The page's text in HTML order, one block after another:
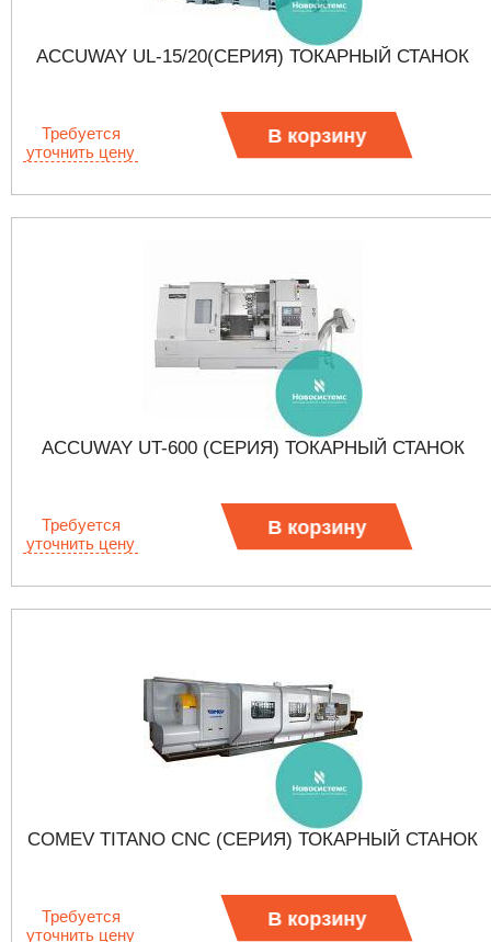
ACCUWAY UL-15/20(СЕРИЯ) ТОКАРНЫЙ СТАНОК
Требуется
уточнить цену
В корзину
ACCUWAY UT-600 (СЕРИЯ) ТОКАРНЫЙ СТАНОК
Требуется
уточнить цену
В корзину
COMEV TITANO CNC (СЕРИЯ) ТОКАРНЫЙ СТАНОК
Требуется
уточнить цену
В корзину